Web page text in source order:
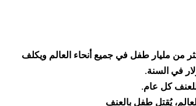
من مليار طفل في جميع أنحاء العالم ويكلف